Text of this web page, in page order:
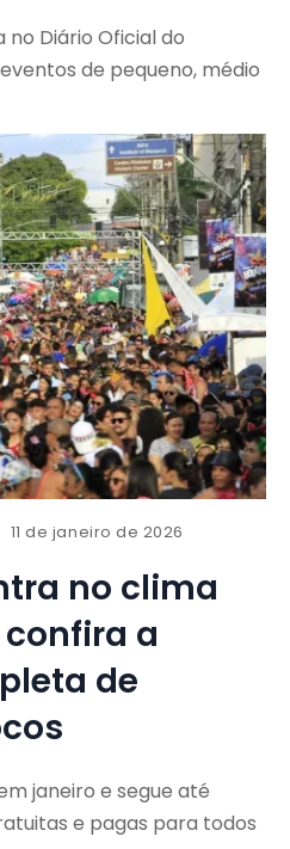
no Diário Oficial do
de pequeno, médio
11 de janeiro de 2026
no clima
a
de
janeiro e segue até
e pagas para todos